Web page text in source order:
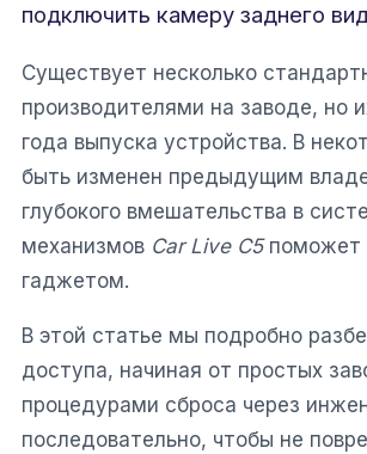
подключить камеру заднего
Существует несколько
производителями на заводе, но
года выпуска устройства. В
быть изменен предыдущим
глубокого вмешательства в
механизмов Car Live C5поможет
гаджетом.
В этой статье мы подробно
доступа, начиная от простых
процедурами сброса через
последовательно, чтобы не